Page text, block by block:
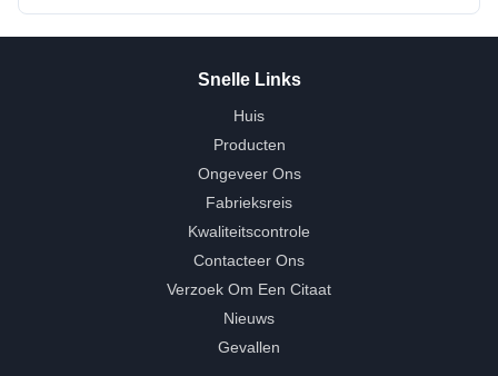
Snelle Links
Huis
Producten
Ongeveer Ons
Fabrieksreis
Kwaliteitscontrole
Contacteer Ons
Verzoek Om Een Citaat
Nieuws
Gevallen